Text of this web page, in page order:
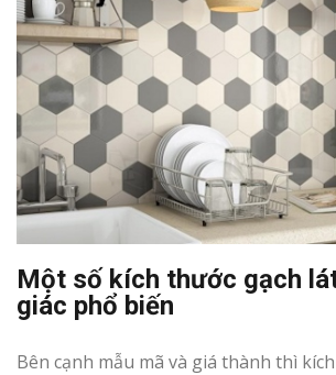
Một số kích thước gạch
giác phổ biến
Bên cạnh mẫu mã và giá thành thì